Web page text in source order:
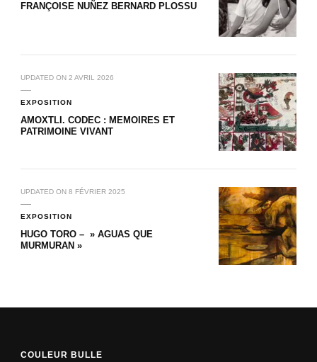
FRANÇOISE NUÑEZ BERNARD PLOSSU
UPDATED ON 2 AVRIL 2026
EXPOSITION
AMOXTLI. CODEC : MEMOIRES ET
PATRIMOINE VIVANT
UPDATED ON 8 FÉVRIER 2025
EXPOSITION
HUGO TORO – » AGUAS QUE
MURMURAN »
COULEUR BULLE